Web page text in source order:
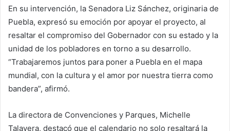
En su intervención, la Senadora Liz Sánchez, originaria de
Puebla, expresó su emoción por apoyar el proyecto, al
resaltar el compromiso del Gobernador con su estado y la
unidad de los pobladores en torno a su desarrollo.
“Trabajaremos juntos para poner a Puebla en el mapa
mundial, con la cultura y el amor por nuestra tierra como
bandera”, afirmó.
La directora de Convenciones y Parques, Michelle
Talavera, destacó que el calendario no solo resaltará la